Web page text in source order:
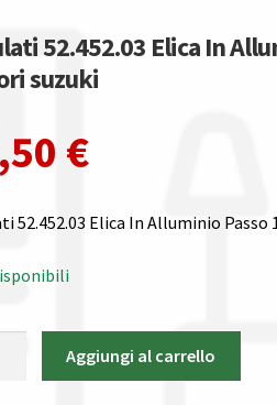
52.452.03 Elica In
suzuki
€
52.452.03 Elica In Alluminio Passo
Aggiungi al carrello